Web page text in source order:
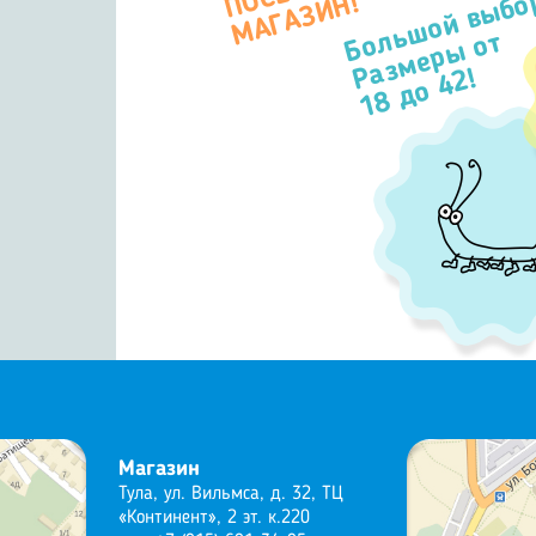
П
Н!Большой
Размеры от
18 до 42!
Магазин
Тула, ул. Вильмса, д. 32, ТЦ
«Континент», 2 эт. к.220